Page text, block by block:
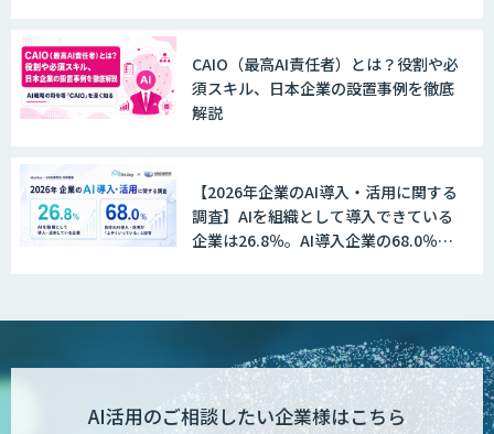
MµgenGAI
図面検索AI
AI Worker
CAIO（最高AI責任者）とは？役割や必
須スキル、日本企業の設置事例を徹底
解説
【2026年企業のAI導入・活用に関する
調査】AIを組織として導入できている
企業は26.8％。AI導入企業の68.0％
AI活用のご相談したい企業様はこちら